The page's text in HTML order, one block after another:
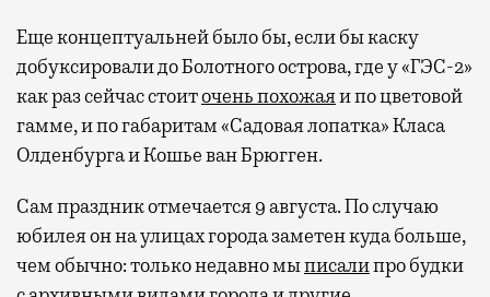
Еще концептуальней было бы, если бы каску
добуксировали до Болотного острова, где у «ГЭС-2»
как раз сейчас стоиточень похожаяи по цветовой
гамме, и по габаритам «Садовая лопатка» Класа
Олденбурга и Кошье ван Брюгген.
Сам праздник отмечается 9 августа. По случаю
юбилея он на улицах города заметен куда больше,
чем обычно: только недавно мыписалипро будки